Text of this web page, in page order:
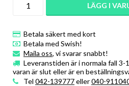
LÄGG I
Betala säkert med kort
Betala med Swish!
Maila oss, vi svarar snabbt!
Leveranstiden är i normala fall 3-
varan är slut eller är en
Tel 042-139777eller040-